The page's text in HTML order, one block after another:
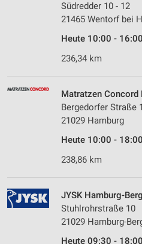
Südredder 10 - 12
21465 Wentorf bei
Heute 10:00 -
236,34 km
Matratzen Concord
Bergedorfer Straße
21029 Hamburg
Heute 10:00 -
238,86 km
JYSK Hamburg-
Stuhlrohrstraße 10
21029 Hamburg-
Heute 09:30 -